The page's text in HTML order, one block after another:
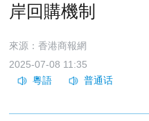
岸回購機制
來源：香港商報網
2025-07-08 11:35